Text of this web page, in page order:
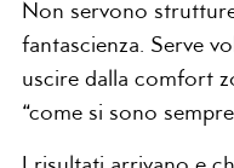
Non servono
fantascienza. Serve
uscire dalla comfort
“come si sono